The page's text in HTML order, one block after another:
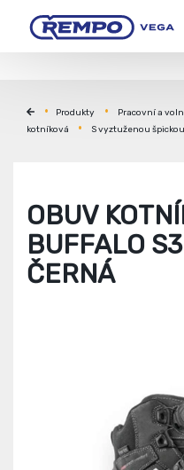
Produkty Pracovní a
kotníková
S vyztuženou
OBUV
BUFFALO
ČERNÁ